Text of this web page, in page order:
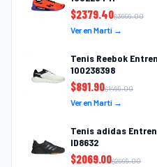
$2379.40$3999.00
Ver en Martí →
Tenis Reebok
100238398
$891.90$1499.00
Ver en Martí →
Tenis adidas
ID8632
$2069.00$2999.00